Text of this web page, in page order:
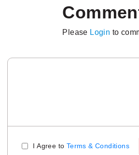
Please Login to
I Agree to Terms & Conditions